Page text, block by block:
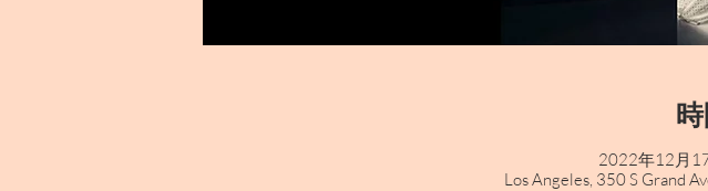
2022年12月
Los Angeles, 350 S Grand